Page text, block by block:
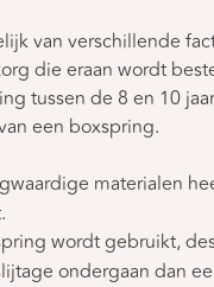
van verschillende
die eraan wordt
tussen de 8 en 10
een boxspring.
materialen
wordt gebruikt,
ondergaan dan